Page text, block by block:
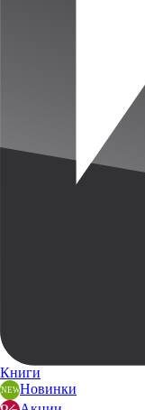
Книги
Новинки